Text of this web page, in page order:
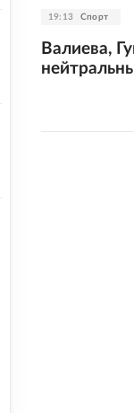
19:13 Спорт
Валиева,